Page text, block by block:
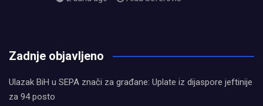
Zadnje objavljeno
Ulazak BiH u SEPA znači za građane: Uplate iz dijaspore jeftinije
za 94 posto